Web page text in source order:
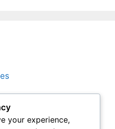
your experience,